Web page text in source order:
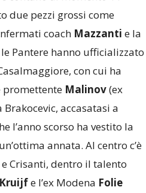
due pezzi grossi come
coach Mazzanti e la
Pantere hanno ufficializzato
con cui ha
promettente Malinov(ex
accasatasi a
l’anno scorso ha vestito la
annata. Al centro c’è
Crisanti, dentro il talento
Kruijfe l’ex Modena Folie